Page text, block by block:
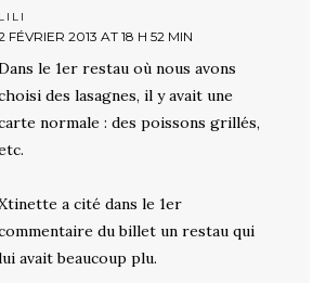
LILI
FÉVRIER 2013 AT 18 H 52 MIN
le 1er restau où nous avons
des lasagnes, il y avait une
normale : des poissons grillés,
a cité dans le 1er
du billet un restau qui
avait beaucoup plu.